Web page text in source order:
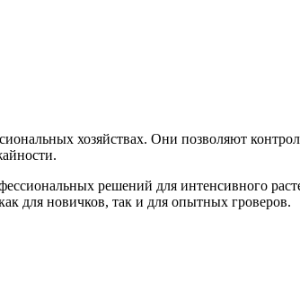
хозяйствах. Они позволяют
решений для интенсивного
для новичков, так и для опытных гроверов.